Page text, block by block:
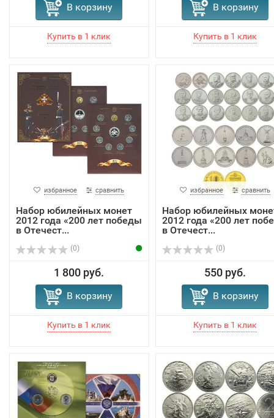
В корзину В корзину
избранное сравнить
Набор юбилейных монет
2012 года «200 лет победы
в Отечест...
(0)
1 800 руб.
В корзину
избранное сравнить
Набор юбилейных
2012 года «200 лет
в Отечест...
(0)
550 руб.
В корзину